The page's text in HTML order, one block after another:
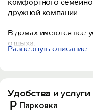
комфортного
дружной компании.
В домах имеются все
отдыха:
- отдельно стоящая
- гостиная с камином
- телевизор с с яндекс
Развернуть описание
Удобства и услуги
Парковка